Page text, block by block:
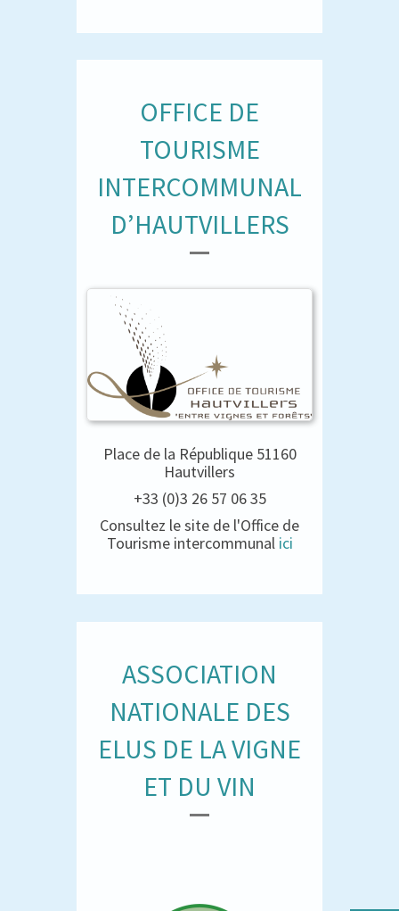
OFFICE DE
TOURISME
INTERCOMMUNAL
D’HAUTVILLERS
Place de la République 51160
Hautvillers
+33 (0)3 26 57 06 35
Consultez le site de l'Office de
Tourisme intercommunal ici
ASSOCIATION
NATIONALE DES
ELUS DE LA VIGNE
ET DU VIN